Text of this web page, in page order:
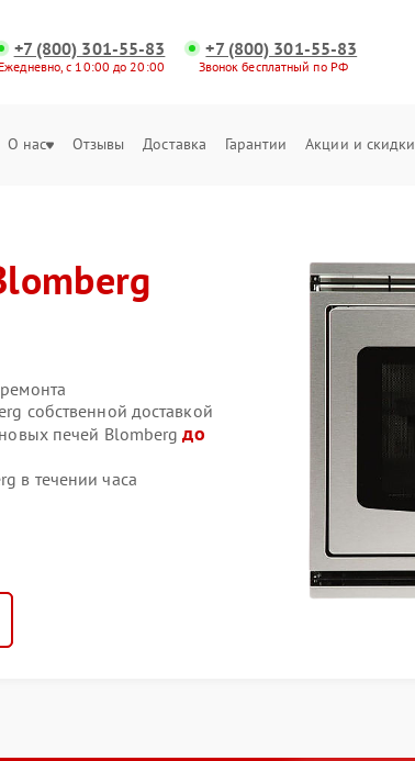
+7 (800) 301-55-83
Ежедневно, с 10:00 до 20:00
+7 (800) 301-55-83
Звонок бесплатный по РФ
О нас Отзывы Доставка Гарантии Акции и скидки
собственной доставкой
печей Blombergдо
в течении часа